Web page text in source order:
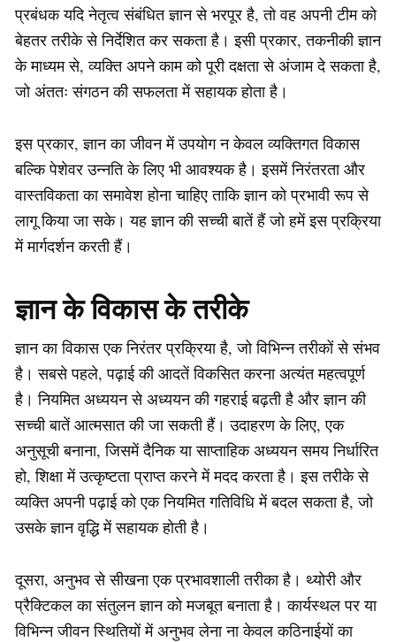
प्रबंधक यदि नेतृत्व संबंधित ज्ञान से भरपूर है, तो वह अपनी टीम को
बेहतर तरीके से निर्देशित कर सकता है। इसी प्रकार, तकनीकी ज्ञान
के माध्यम से, व्यक्ति अपने काम को पूरी दक्षता से अंजाम दे सकता है,
जो अंततः संगठन की सफलता में सहायक होता है।
इस प्रकार, ज्ञान का जीवन में उपयोग न केवल व्यक्तिगत विकास
बल्कि पेशेवर उन्नति के लिए भी आवश्यक है। इसमें निरंतरता और
वास्तविकता का समावेश होना चाहिए ताकि ज्ञान को प्रभावी रूप से
लागू किया जा सके। यह ज्ञान की सच्ची बातें हैं जो हमें इस प्रक्रिया
में मार्गदर्शन करती हैं।
ज्ञान के विकास के तरीके
ज्ञान का विकास एक निरंतर प्रक्रिया है, जो विभिन्न तरीकों से संभव
है। सबसे पहले, पढ़ाई की आदतें विकसित करना अत्यंत महत्वपूर्ण
है। नियमित अध्ययन से अध्ययन की गहराई बढ़ती है और ज्ञान की
सच्ची बातें आत्मसात की जा सकती हैं। उदाहरण के लिए, एक
अनुसूची बनाना, जिसमें दैनिक या साप्ताहिक अध्ययन समय निर्धारित
हो, शिक्षा में उत्कृष्टता प्राप्त करने में मदद करता है। इस तरीके से
व्यक्ति अपनी पढ़ाई को एक नियमित गतिविधि में बदल सकता है, जो
उसके ज्ञान वृद्धि में सहायक होती है।
दूसरा, अनुभव से सीखना एक प्रभावशाली तरीका है। थ्योरी और
प्रैक्टिकल का संतुलन ज्ञान को मजबूत बनाता है। कार्यस्थल पर या
विभिन्न जीवन स्थितियों में अनुभव लेना ना केवल कठिनाईयों का